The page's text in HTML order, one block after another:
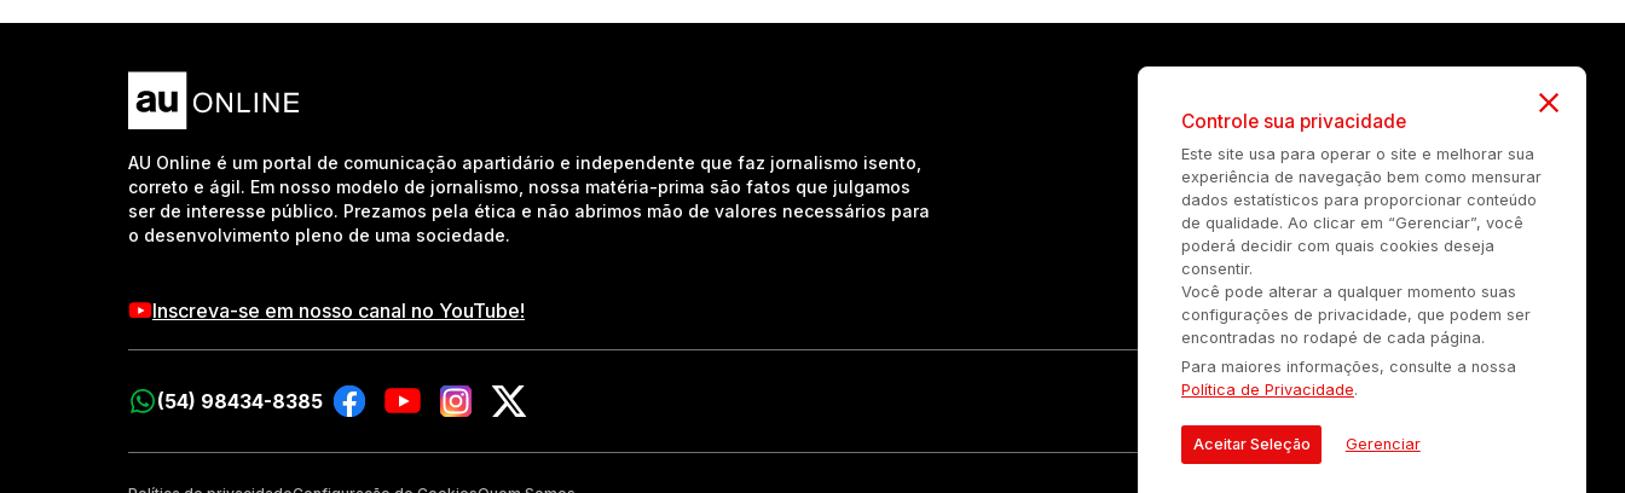
AU Online é um portal de comunicação apartidário e independente que faz jornalismo isento,
correto e ágil. Em nosso modelo de jornalismo, nossa matéria-prima são fatos que julgamos
ser de interesse público. Prezamos pela ética e não abrimos mão de valores necessários para
o desenvolvimento pleno de uma sociedade.
Inscreva-se em nosso canal no YouTube!
(54) 98434-8385
Controle sua privacidade
Este site usa para operar o site e melhorar sua
experiência de navegação bem como mensurar
dados estatísticos para proporcionar conteúdo
de qualidade. Ao clicar em “Gerenciar”, você
poderá decidir com quais cookies deseja
consentir.
Você pode alterar a qualquer momento suas
configurações de privacidade, que podem ser
encontradas no rodapé de cada página.
Para maiores informações, consulte a nossa
Política de Privacidade.
Aceitar Seleção Gerenciar